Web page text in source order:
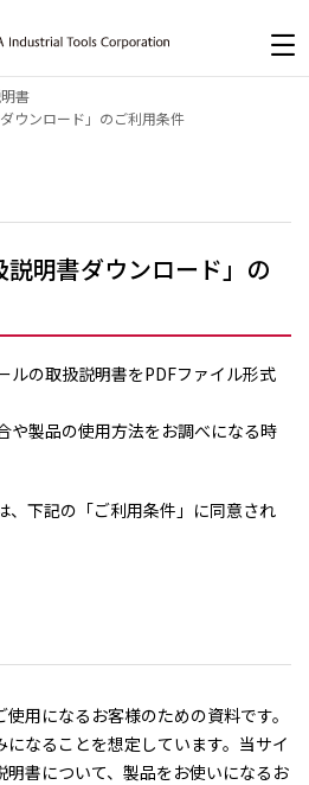
書
ウンロード」のご利用条件
明書ダウンロード」の
ルの取扱説明書をPDFファイル形式
や製品の使用方法をお調べになる時
、下記の「ご利用条件」に同意され
用になるお客様のための資料です。
なることを想定しています。当サイ
明書について、製品をお使いになるお